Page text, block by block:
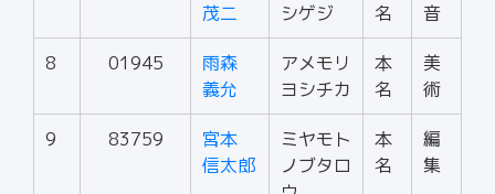
茂二
シゲジ
名
音
8 01945
雨森
義允
アメモリ
ヨシチカ
本
名
美
術
9 83759
宮本
信太郎
ミヤモト
ノブタロ
本
名
編
集